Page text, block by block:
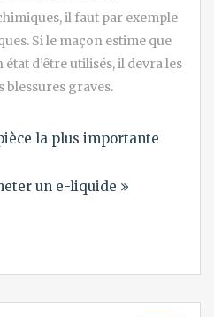
il faut par exemple
Si le maçon estime que
d’être utilisés, il devra les
blessures graves.
la plus importante
un e-liquide